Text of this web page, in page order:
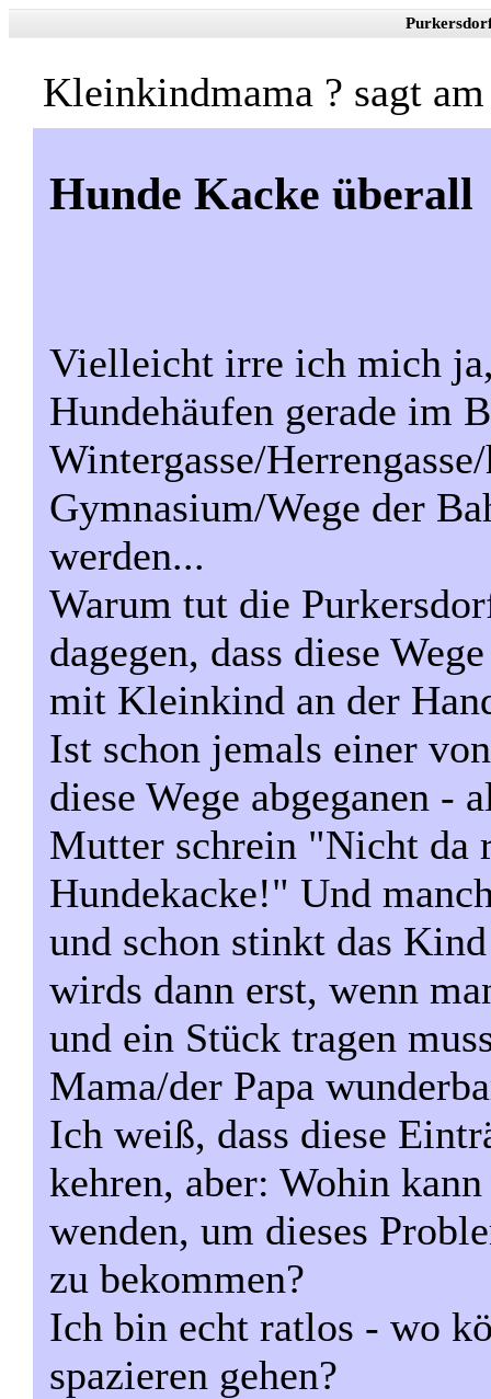
Kleinkindmama ? sagt
Hunde Kacke überall
Vielleicht irre ich mich
Hundehäufen gerade im
Wintergasse/
Gymnasium/Wege der
werden...
Warum tut die
dagegen, dass diese
mit Kleinkind an der
Ist schon jemals einer
diese Wege abgeganen -
Mutter schrein "Nicht da
Hundekacke!" Und
und schon stinkt das
wirds dann erst, wenn
und ein Stück tragen
Mama/der Papa
Ich weiß, dass diese
kehren, aber: Wohin
wenden, um dieses
zu bekommen?
Ich bin echt ratlos - wo
spazieren gehen?